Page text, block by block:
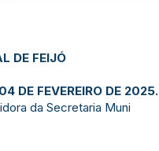
DE FEIJÓ
DE FEVEREIRO DE 2025.
da Secretaria Muni